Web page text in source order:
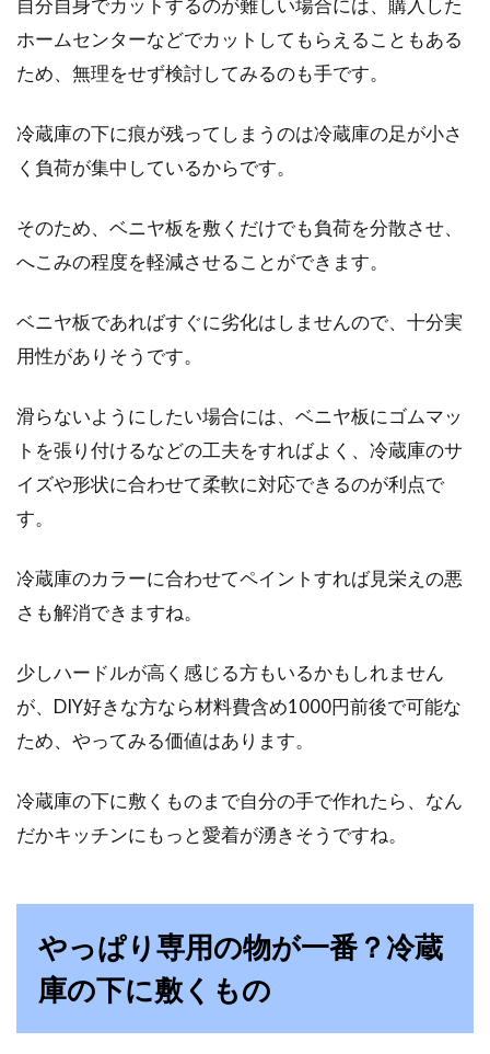
自分自身でカットするのが難しい場合には、購入した
ホームセンターなどでカットしてもらえることもある
ため、無理をせず検討してみるのも手です。
冷蔵庫の下に痕が残ってしまうのは冷蔵庫の足が小さ
く負荷が集中しているからです。
そのため、ベニヤ板を敷くだけでも負荷を分散させ、
へこみの程度を軽減させることができます。
ベニヤ板であればすぐに劣化はしませんので、十分実
用性がありそうです。
滑らないようにしたい場合には、ベニヤ板にゴムマッ
トを張り付けるなどの工夫をすればよく、冷蔵庫のサ
イズや形状に合わせて柔軟に対応できるのが利点で
す。
冷蔵庫のカラーに合わせてペイントすれば見栄えの悪
さも解消できますね。
少しハードルが高く感じる方もいるかもしれません
が、DIY好きな方なら材料費含め1000円前後で可能な
ため、やってみる価値はあります。
冷蔵庫の下に敷くものまで自分の手で作れたら、なん
だかキッチンにもっと愛着が湧きそうですね。
やっぱり専用の物が一番？冷蔵
庫の下に敷くもの